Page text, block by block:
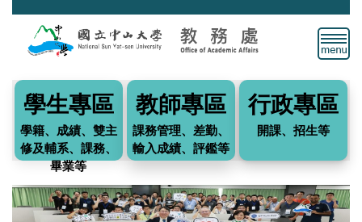
跳
內
學生專區
學籍、成績、雙主
修及輔系、課務、
畢業等
教師專區
課務管理、差勤、
輸入成績、評鑑等
行政專區
開課、招生等